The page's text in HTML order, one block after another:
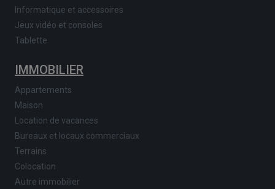
Informatique et accessoires
Jeux vidéo et consoles
Tablette
IMMOBILIER
Appartements
Maison
Location de vacances
Bureaux et locaux commerciaux
Terrains
Colocation
Autre immobilier